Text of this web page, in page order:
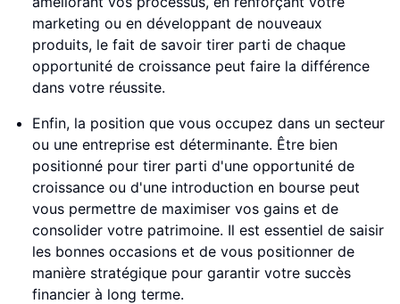
marketing ou en développant de nouveaux
produits, le fait de savoir tirer parti de chaque
opportunité de croissance peut faire la différence
dans votre réussite.
Enfin, la position que vous occupez dans un secteur
ou une entreprise est déterminante. Être bien
positionné pour tirer parti d'une opportunité de
croissance ou d'une introduction en bourse peut
vous permettre de maximiser vos gains et de
consolider votre patrimoine. Il est essentiel de saisir
les bonnes occasions et de vous positionner de
manière stratégique pour garantir votre succès
financier à long terme.